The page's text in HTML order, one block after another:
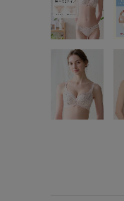
M-AB
L-AB
LL-EF